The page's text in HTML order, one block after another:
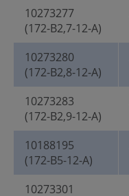
10273277
(172-B2,7-12-A)
10273280
(172-B2,8-12-A)
10273283
(172-B2,9-12-A)
10188195
(172-B5-12-A)
10273301